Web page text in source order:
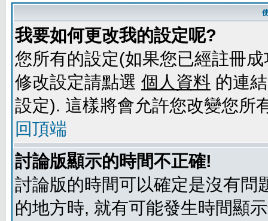
我要如何更改我的設定呢?
您所有的設定(如果您已經註冊
修改設定請點選 個人資料 的連
設定). 這樣將會允許您改變您所
回頂端
討論版顯示的時間不正確!
討論版的時間可以確定是沒有問
的地方時, 就有可能發生時間顯